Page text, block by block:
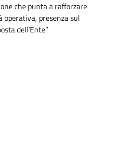
che punta a rafforzare
operativa, presenza sul
dell’Ente”